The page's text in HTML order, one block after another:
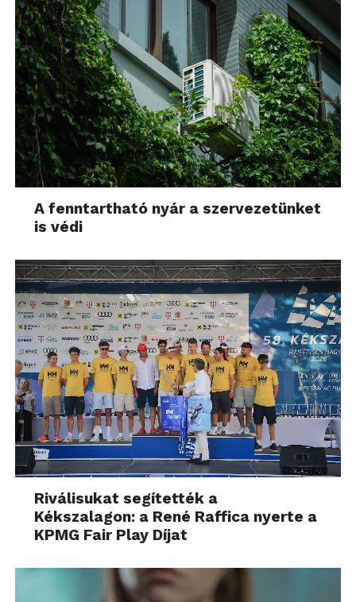
A fenntartható nyár a szervezetünket
is védi
Riválisukat segítették a
Kékszalagon: a René Raffica nyerte a
KPMG Fair Play Díjat